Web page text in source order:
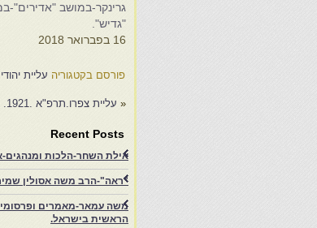
גרינקר-במושב "אדירים"-
"גדיש".
16 בפברואר 2018
פורסם בקטגוריה עליית
« עליית צפרו.תרפ"א .1921. יעקב וימן
Recent Posts
אילת השחר-הלכות ומנהגים-
"ראה"-הרב משה אסולין
משה עמאר-מאמרים
הראשית בישראל.